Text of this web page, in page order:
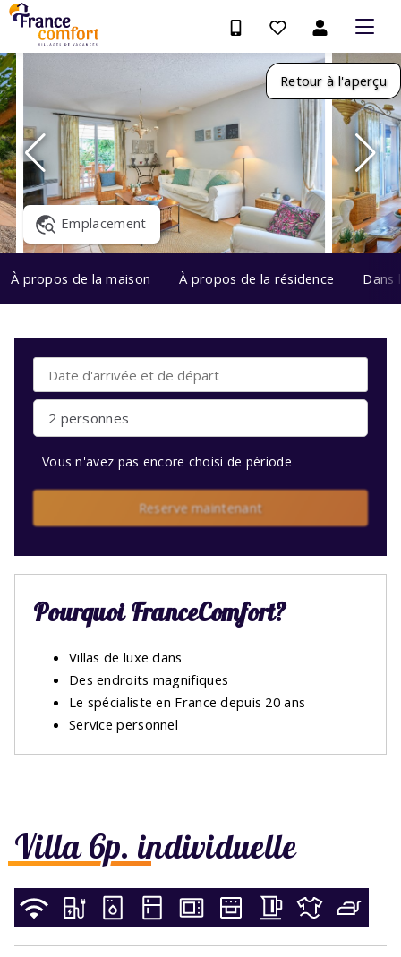
Retour à l'aperçu
Emplacement
À propos de la maison À propos de la résidence Dans
Villa 6p. individuelle
2 personnes
Vous n'avez pas encore choisi de période
Reserve maintenant
Pourquoi FranceComfort?
Villas de luxe dans
Des endroits magnifiques
Le spécialiste en France depuis 20 ans
Service personnel